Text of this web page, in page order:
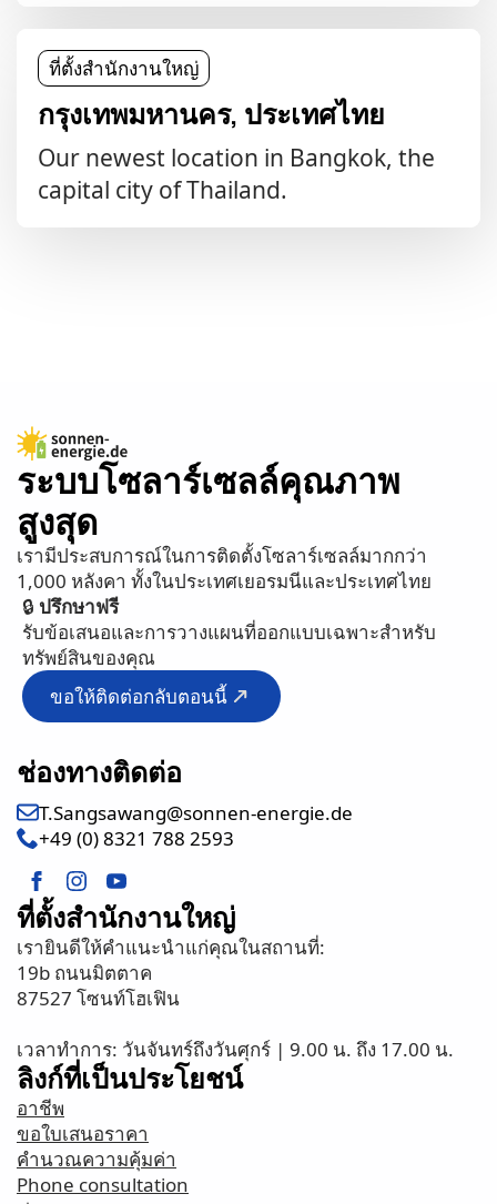
ที่ตั้งสำนักงานใหญ่
กรุงเทพมหานคร, ประเทศไทย
Our newest location in Bangkok, the
capital city of Thailand.
ระบบโซลาร์เซลล์คุณภาพ
สูงสุด
เรามีประสบการณ์ในการติดตั้งโซลาร์เซลล์มากกว่า
1,000 หลังคา ทั้งในประเทศเยอรมนีและประเทศไทย
🔒 ปรึกษาฟรี
รับข้อเสนอและการวางแผนที่ออกแบบเฉพาะสำหรับ
ทรัพย์สินของคุณ
ขอให้ติดต่อกลับตอนนี้
ลิงก์ที่เป็นประโยชน์
อาชีพ
ขอใบเสนอราคา
คำนวณความคุ้มค่า
Phone consultation
ที่ตั้งสำนักงานใหญ่
เรายินดีให้คำแนะนำแก่คุณในสถานที่:
19b ถนนมิตตาค
87527 โซนท์โฮเฟิน
เวลาทำการ: วันจันทร์ถึงวันศุกร์ | 9.00 น. ถึง 17.00 น.
ช่องทางติดต่อ
T.Sangsawang@sonnen-energie.de
+49 (0) 8321 788 2593